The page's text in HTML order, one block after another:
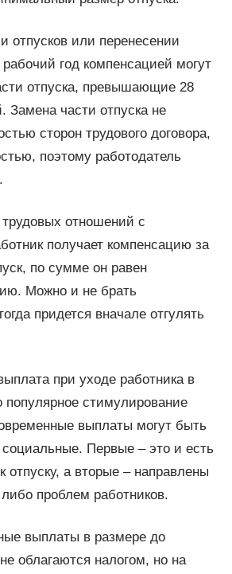
отпусков или перенесении
рабочий год компенсацией могут
отпуска, превышающие 28
Замена части отпуска не
сторон трудового договора,
поэтому работодатель
отношений с
получает компенсацию за
по сумме он равен
Можно и не брать
придется вначале отгулять
при уходе работника в
популярное стимулирование
выплаты могут быть
Первые – это и есть
отпуску, а вторые – направлены
проблем работников.
выплаты в размере до
облагаются налогом, но на